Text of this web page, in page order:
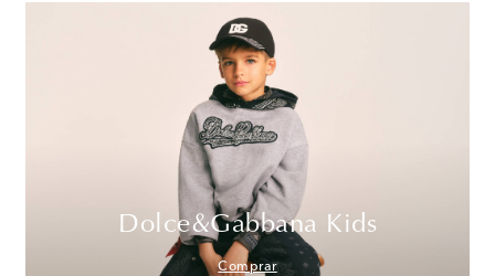
Dolce&Gabbana Kids
Comprar